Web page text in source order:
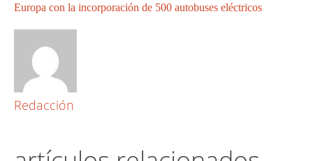
Europa con la incorporación de 500 autobuses eléctricos
Redacción